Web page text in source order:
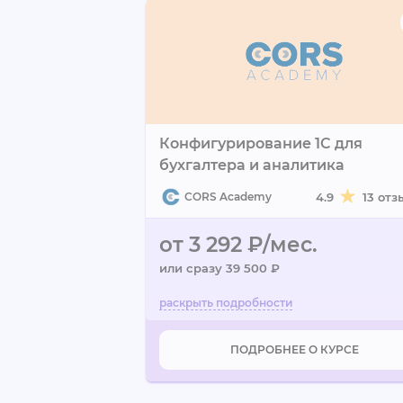
Конфигурирование 1C для
бухгалтера и аналитика
CORS Academy 4.9 13
от 3 292 ₽/мес.
или сразу 39 500 ₽
ПОДРОБНЕЕ О КУРСЕ